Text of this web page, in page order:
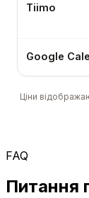
Tiimo
Google
Ціни
FAQ
Питання